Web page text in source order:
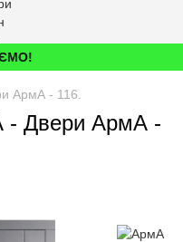
АрмА - 116.
- Двери АрмА -